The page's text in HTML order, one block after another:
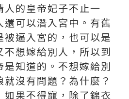
人的皇帝妃子不止一
還可以潛入宮中。有舊
逼入宮的，也可以是
想嫁給別人，所以到
是知道的。不想嫁給別
沒有問題？為什麼？
如果不得寵，除了錦衣